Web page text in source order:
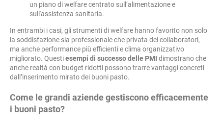
un piano di welfare centrato sull’alimentazione e
sull'assistenza sanitaria.
In entrambi i casi, gli strumenti di welfare hanno favorito non solo
la soddisfazione sia professionale che privata dei collaboratori,
ma anche performance più efficienti e clima organizzativo
migliorato. Questiesempi di successo delle PMI dimostrano che
anche realtà con budget ridotti possono trarre vantaggi concreti
dall’inserimento mirato dei buoni pasto.
Come le grandi aziende gestiscono efficacemente
i buoni pasto?